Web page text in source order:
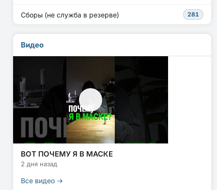
Сборы (не служба в резерве) 281
Видео
ВОТ ПОЧЕМУ Я В МАСКЕ
2 дня назад
Все видео →